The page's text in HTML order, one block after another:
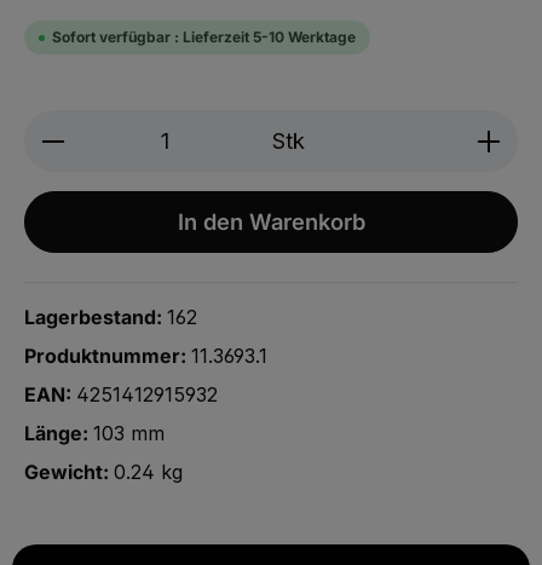
Sofort verfügbar : Lieferzeit 5-10 Werktage
Produkt Anzahl: Gib den
Stk
In den Warenkorb
Lagerbestand: 162
Produktnummer: 11.3693.1
EAN: 4251412915932
Länge: 103 mm
Gewicht: 0.24 kg